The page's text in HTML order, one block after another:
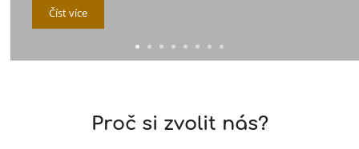
Číst více
Proč si zvolit nás?